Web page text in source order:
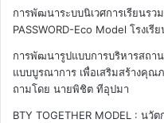
การพัฒนาระบบนิเวศการเรียนรว
PASSWORD-Eco Model โรงเรี
การพัฒนารูปแบบการบริหารสถา
แบบบูรณาการ เพื่อเสริมสร้างคุณ
ถามโดย นายพิชิต ทีอุปมา
BTY TOGETHER MODEL : นวั